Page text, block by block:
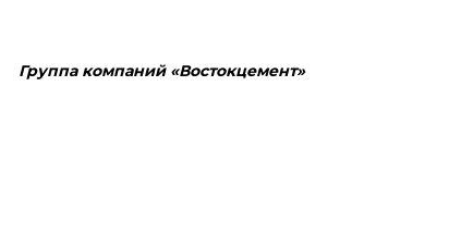
Группа компаний «Востокцемент»